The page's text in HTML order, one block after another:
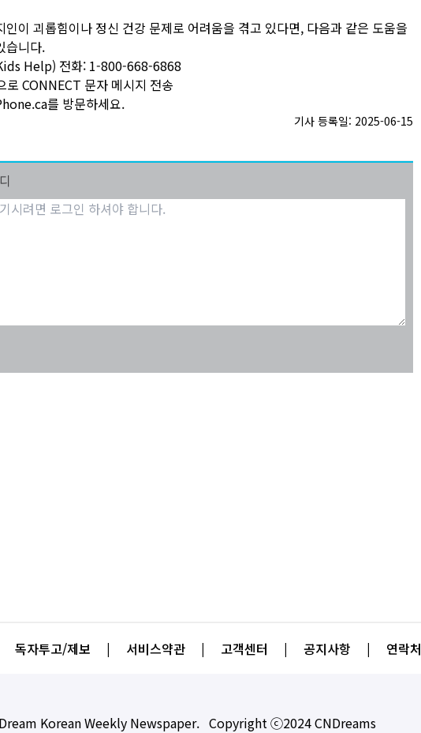
인이 괴롭힘이나 정신 건강 문제로 어려움을 겪고 있다면, 다음과 같은 도움을
습니다.
Help) 전화: 1-800-668-6868
CONNECT 문자 메시지 전송
를 방문하세요.
기사 등록일: 2025-06-15
독자투고/제보 | 서비스약관 | 고객센터 | 공지사항 | 연락처
Korean Weekly Newspaper. Copyright ⓒ2024 CNDreams